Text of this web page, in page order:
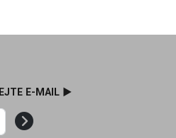
E-MAIL ►